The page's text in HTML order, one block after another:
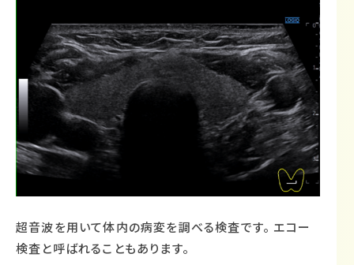
超音波を用いて体内の病変を調べる検査です。 エコー
検査と呼ばれることもあります。